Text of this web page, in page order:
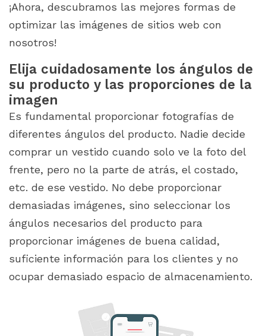
¡Ahora, descubramos las mejores formas de
optimizar las imágenes de sitios web con
nosotros!
Elija cuidadosamente los ángulos de
su producto y las proporciones de la
imagen
Es fundamental proporcionar fotografías de
diferentes ángulos del producto. Nadie decide
comprar un vestido cuando solo ve la foto del
frente, pero no la parte de atrás, el costado,
etc. de ese vestido. No debe proporcionar
demasiadas imágenes, sino seleccionar los
ángulos necesarios del producto para
proporcionar imágenes de buena calidad,
suficiente información para los clientes y no
ocupar demasiado espacio de almacenamiento.